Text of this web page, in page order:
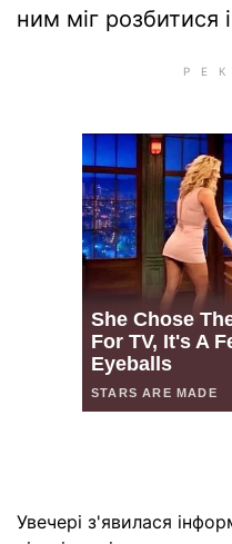
ним міг розбитися
Увечері з'явилася